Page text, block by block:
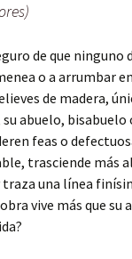
de que ninguno
o a arrumbar
de madera,
su abuelo,
feas o
trasciende más
una línea
vive más que su